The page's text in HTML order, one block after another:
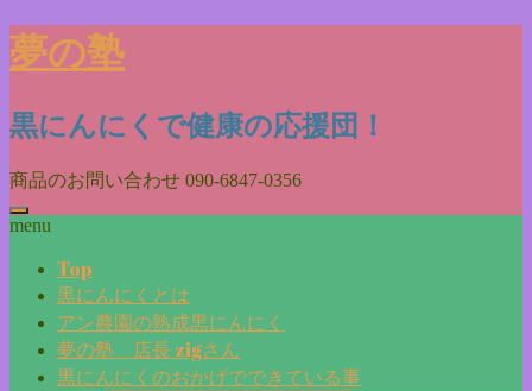
Skip
to
content
夢の塾
黒にんにくで健康の応援団！
商品のお問い合わせ 090-6847-0356
menu
Top
黒にんにくとは
アン農園の熟成黒にんにく
夢の塾 店長 zigさん
黒にんにくのおかげでできている事